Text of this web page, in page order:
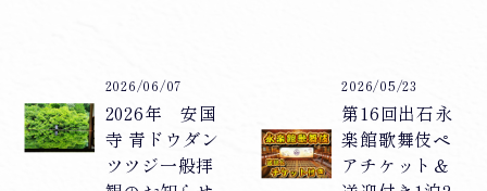
2026/06/07
2026年 安国
寺 青ドウダン
ツツジ一般拝
2026/05/23
第16回出石永
楽館歌舞伎ペ
アチケット＆